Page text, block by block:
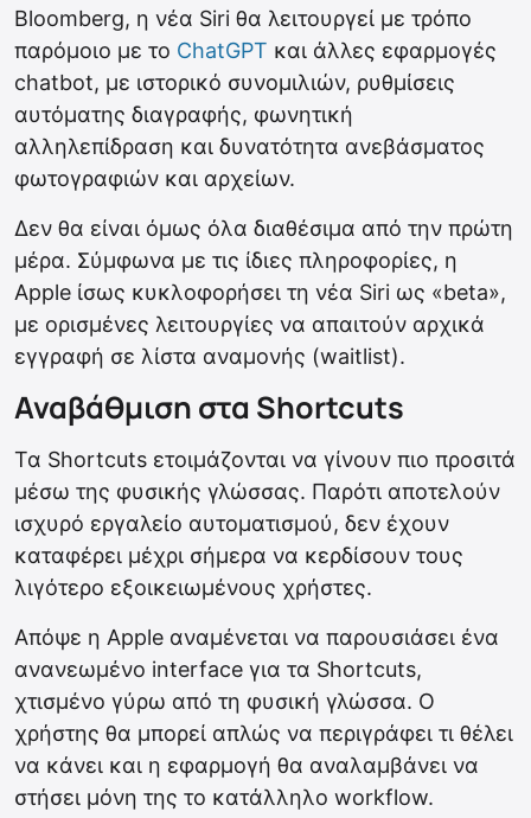
Bloomberg, η νέα Siri θα λειτουργεί με τρόπο
παρόμοιο με το ChatGPT και άλλες εφαρμογές
chatbot, με ιστορικό συνομιλιών, ρυθμίσεις
αυτόματης διαγραφής, φωνητική
αλληλεπίδραση και δυνατότητα ανεβάσματος
φωτογραφιών και αρχείων.
Δεν θα είναι όμως όλα διαθέσιμα από την πρώτη
μέρα. Σύμφωνα με τις ίδιες πληροφορίες, η
Apple ίσως κυκλοφορήσει τη νέα Siri ως «beta»,
με ορισμένες λειτουργίες να απαιτούν αρχικά
εγγραφή σε λίστα αναμονής (waitlist).
Αναβάθμιση στα Shortcuts
Τα Shortcuts ετοιμάζονται να γίνουν πιο προσιτά
μέσω της φυσικής γλώσσας. Παρότι αποτελούν
ισχυρό εργαλείο αυτοματισμού, δεν έχουν
καταφέρει μέχρι σήμερα να κερδίσουν τους
λιγότερο εξοικειωμένους χρήστες.
Απόψε η Apple αναμένεται να παρουσιάσει ένα
ανανεωμένο interface για τα Shortcuts,
χτισμένο γύρω από τη φυσική γλώσσα. Ο
χρήστης θα μπορεί απλώς να περιγράφει τι θέλει
να κάνει και η εφαρμογή θα αναλαμβάνει να
στήσει μόνη της το κατάλληλο workflow.